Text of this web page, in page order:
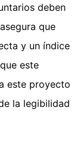
deben
que
y un índice
este
este proyecto
la legibilidad